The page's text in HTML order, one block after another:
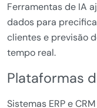
Ferramentas de IA
dados para
clientes e previsão
tempo real.
Plataformas
Sistemas ERP e